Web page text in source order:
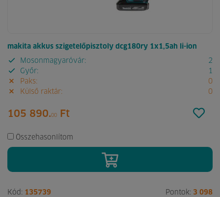
makita akkus szigetelőpisztoly dcg180ry 1x1,5ah li-ion
Mosonmagyaróvár:
2
Győr:
1
Paks:
0
Külső raktár:
0
105 890.00 Ft
Összehasonlítom
Kód: 135739 Pontok: 3 098